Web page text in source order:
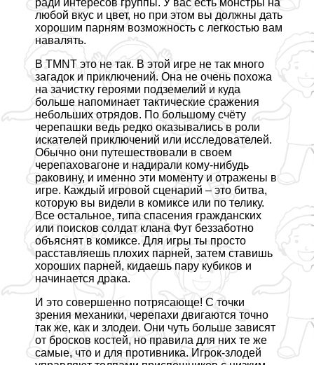
ради интересов группы. У вас есть монстры на
любой вкус и цвет, но при этом вы должны дать
хорошим парням возможность с легкостью вам
навалять.
В TMNT это не так. В этой игре не так много
загадок и приключений. Она не очень похожа
на зачистку героями подземелий и куда
больше напоминает тактические сражения
небольших отрядов. По большому счёту
черепашки ведь редко оказывались в роли
искателей приключений или исследователей.
Обычно они путешествовали в своем
черепаховагоне и надирали кому-нибудь
paковину, и именно эти моменту и отражены в
игре. Каждый игровой сценарий – это битва,
которую вы видели в комиксе или по телику.
Все остальное, типа спасения гражданских
или поисков солдат клана Фут беззаботно
объяснят в комиксе. Для игры ты просто
расставляешь плохих парней, затем ставишь
хороших парней, кидаешь пару кубиков и
начинается дpaка.
И это совершенно потрясающе! С точки
зрения механики, черепахи двигаются точно
так же, как и злодеи. Они чуть больше зависят
от бросков костей, но правила для них те же
самые, что и для противника. Игрок-злодей